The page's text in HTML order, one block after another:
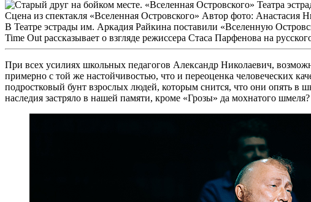
Сцена из спектакля «Вселенная Островского» Автор фото: Анастасия
В Театре эстрады им. Аркадия Райкина поставили «Вселенную
Time Out рассказывает о взгляде режиссера Стаса Парфенова на
При всех усилиях школьных педагогов Александр Николаевич,
примерно с той же настойчивостью, что и переоценка человеческих
подростковый бунт взрослых людей, которым снится, что они опять в
наследия застряло в нашей памяти, кроме «Грозы» да мохнатого